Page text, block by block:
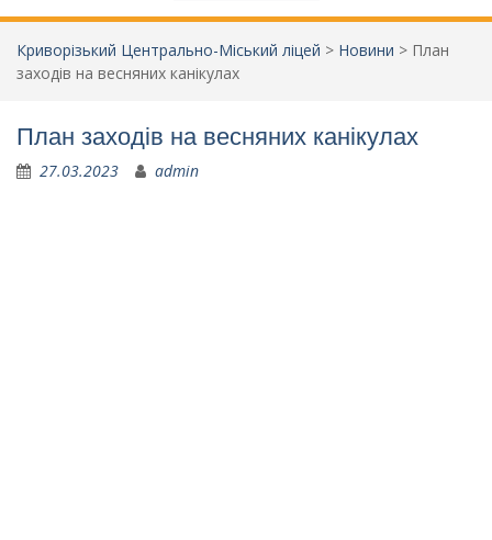
Криворізький Центрально-Міський ліцей > Новини > План
заходів на весняних канікулах
План заходів на весняних канікулах
27.03.2023 admin